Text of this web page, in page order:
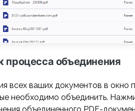
процесса объединения
всех ваших документов в
необходимо объединить.